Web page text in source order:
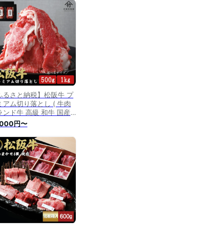
るさと納税】松阪牛 プ
アム切り落とし ( 牛肉
ンド牛 高級 和牛 国産
阪牛 松坂牛 切り落と
りおとし 牛肉 松阪牛
肉じゃが すき焼き 松
霜降り 牛肉切り落とし
肉 牛肉 人気 おすすめ
県 松阪市 松阪牛 切り
し)【竹屋牛肉店】
円〜